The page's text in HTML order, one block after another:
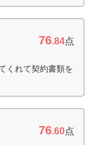
76.84点
くれて契約書類を
76.60点